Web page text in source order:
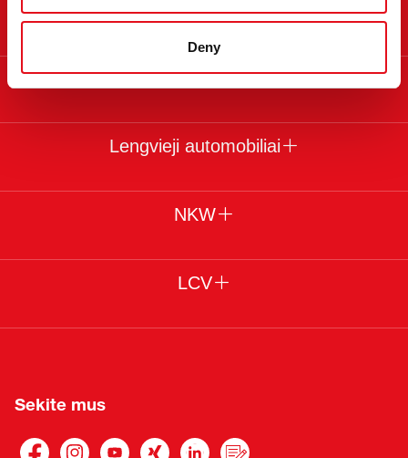
Deny
Apie febi
Teisinė informacija
Lengvieji automobiliai
NKW
LCV
Sekite mus